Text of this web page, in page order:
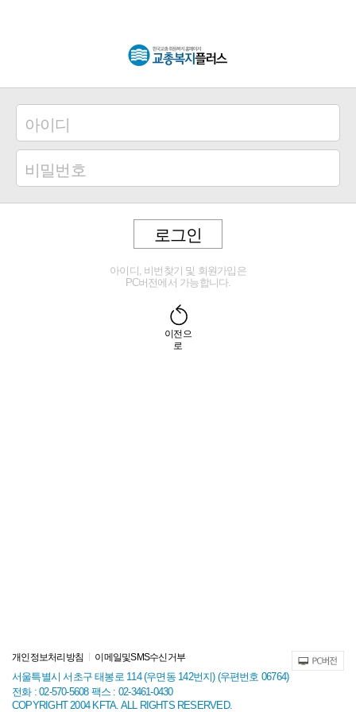
로그인
아이디, 비번찾기 및 회원가입은
PC버전에서 가능합니다.
이전으
로
개인정보처리방침 이메일및SMS수신거부
서울특별시 서초구 태봉로 114 (우면동 142번지) (우편번호 06764)
전화 : 02-570-5608 팩스 : 02-3461-0430
COPYRIGHT 2004 KFTA. ALL RIGHTS RESERVED.